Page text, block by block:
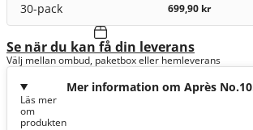
30-pack 699,90 kr
Se när du kan få din leverans
Välj mellan ombud, paketbox eller hemleverans
Mer information om Après No.10
Läs mer
om
produkten